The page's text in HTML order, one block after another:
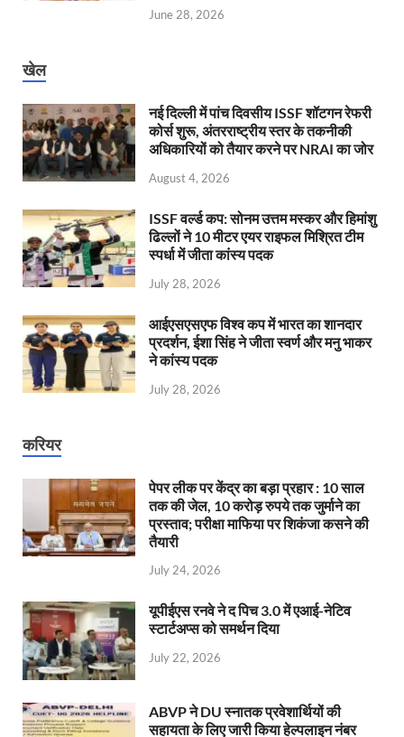
June 28, 2026
खेल
नई दिल्ली में पांच दिवसीय ISSF शॉटगन रेफरी
कोर्स शुरू, अंतरराष्ट्रीय स्तर के तकनीकी
अधिकारियों को तैयार करने पर NRAI का जोर
August 4, 2026
ISSF वर्ल्ड कप: सोनम उत्तम मस्कर और हिमांशु
ढिल्लों ने 10 मीटर एयर राइफल मिश्रित टीम
स्पर्धा में जीता कांस्य पदक
July 28, 2026
आईएसएसएफ विश्व कप में भारत का शानदार
प्रदर्शन, ईशा सिंह ने जीता स्वर्ण और मनु भाकर
ने कांस्य पदक
July 28, 2026
करियर
पेपर लीक पर केंद्र का बड़ा प्रहार : 10 साल
तक की जेल, 10 करोड़ रुपये तक जुर्माने का
प्रस्ताव; परीक्षा माफिया पर शिकंजा कसने की
तैयारी
July 24, 2026
यूपीईएस रनवे ने द पिच 3.0 में एआई-नेटिव
स्टार्टअप्स को समर्थन दिया
July 22, 2026
ABVP ने DU स्नातक प्रवेशार्थियों की
सहायता के लिए जारी किया हेल्पलाइन नंबर